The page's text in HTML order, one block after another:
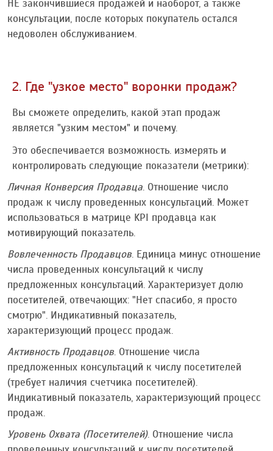
НЕ закончившиеся продажей и наоборот, а также
консультации, после которых покупатель остался
недоволен обслуживанием.
2. Где "узкое место" воронки продаж?
Вы сможете определить, какой этап продаж
является "узким местом" и почему.
Это обеспечивается возможность. измерять и
контролировать следующие показатели (метрики):
Личная Конверсия Продавца. Отношение число
продаж к числу проведенных консультаций. Может
использоваться в матрице KPI продавца как
мотивирующий показатель.
Вовлеченность Продавцов. Единица минус отношение
числа проведенных консультаций к числу
предложенных консультаций. Характеризует долю
посетителей, отвечающих: "Нет спасибо, я просто
смотрю". Индикативный показатель,
характеризующий процесс продаж.
Активность Продавцов. Отношение числа
предложенных консультаций к числу посетителей
(требует наличия счетчика посетителей).
Индикативный показатель, характеризующий процесс
продаж.
Уровень Охвата (Посетителей). Отношение числа